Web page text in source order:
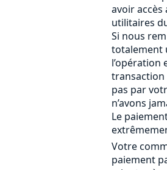
avoir
utilitaires
Si nous
totalement
l’opération
transaction
pas par
n’avons
Le
Votre
paiement